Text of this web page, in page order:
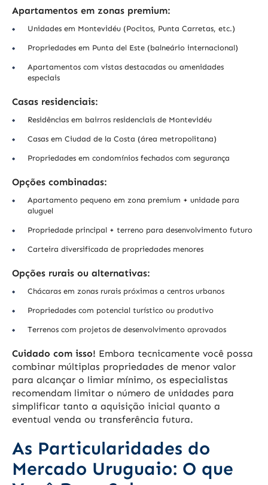
Apartamentos em zonas premium:
Unidades em Montevidéu (Pocitos, Punta Carretas, etc.)
Propriedades em Punta del Este (balneário internacional)
Apartamentos com vistas destacadas ou amenidades
especiais
Casas residenciais:
Residências em bairros residenciais de Montevidéu
Casas em Ciudad de la Costa (área metropolitana)
Propriedades em condomínios fechados com segurança
Opções combinadas:
Apartamento pequeno em zona premium + unidade para
aluguel
Propriedade principal + terreno para desenvolvimento futuro
Carteira diversificada de propriedades menores
Opções rurais ou alternativas:
Chácaras em zonas rurais próximas a centros urbanos
Propriedades com potencial turístico ou produtivo
Terrenos com projetos de desenvolvimento aprovados
Cuidado com isso! Embora tecnicamente você possa
combinar múltiplas propriedades de menor valor
para alcançar o limiar mínimo, os especialistas
recomendam limitar o número de unidades para
simplificar tanto a aquisição inicial quanto a
eventual venda ou transferência futura.
As Particularidades do
Mercado Uruguaio: O que